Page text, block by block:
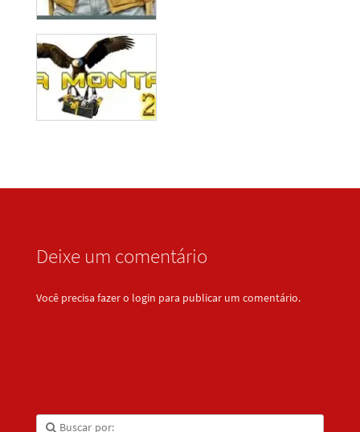
Deixe um comentário
Você precisa fazer o login para publicar um comentário.